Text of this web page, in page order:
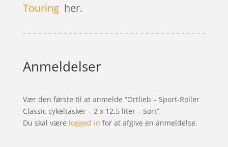
Touringher.
Anmeldelser
Vær den første til at anmelde “Ortlieb – Sport-Roller
Classic cykeltasker – 2 x 12,5 liter – Sort”
Du skal være logged in for at afgive en anmeldelse.